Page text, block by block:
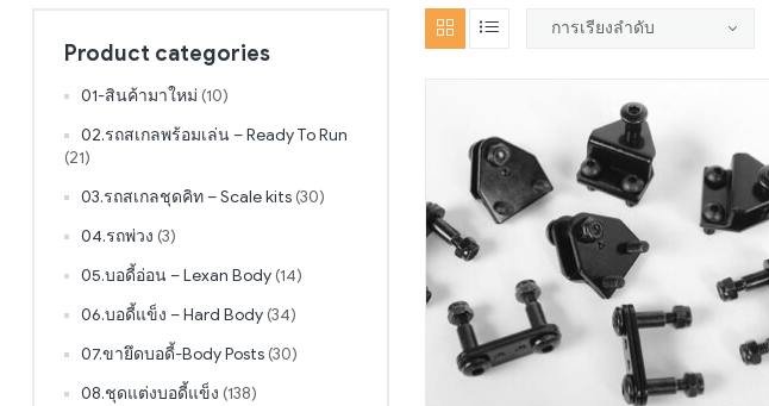
Product categories
01-สินค้ามาใหม่ (10)
02.รถสเกลพร้อมเล่น – Ready To Run
(21)
03.รถสเกลชุดคิท – Scale kits (30)
04.รถพ่วง (3)
05.บอดี้อ่อน – Lexan Body (14)
06.บอดี้แข็ง – Hard Body (34)
07.ขายึดบอดี้-Body Posts (30)
08.ชุดแต่งบอดี้แข็ง (138)